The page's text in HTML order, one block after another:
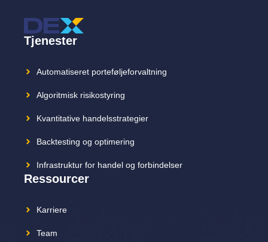
Tjenester
Automatiseret porteføljeforvaltning
Algoritmisk risikostyring
Kvantitative handelsstrategier
Backtesting og optimering
Infrastruktur for handel og forbindelser
Ressourcer
Karriere
Team